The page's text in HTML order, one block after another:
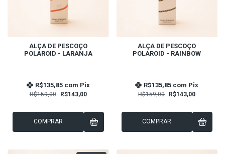
ALÇA DE PESCOÇO
POLAROID - LARANJA
R$159,00 R$143,00
R$135,85 com Pix
COMPRAR
ALÇA DE PESCOÇO
POLAROID - RAINBOW
R$159,00 R$143,00
R$135,85 com Pix
COMPRAR